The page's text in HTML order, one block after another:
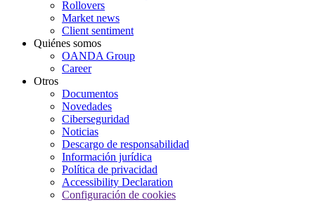
Rollovers
Market news
Client sentiment
Quiénes somos
OANDA Group
Career
Otros
Documentos
Novedades
Ciberseguridad
Noticias
Descargo de responsabilidad
Información jurídica
Política de privacidad
Accessibility Declaration
Configuración de cookies